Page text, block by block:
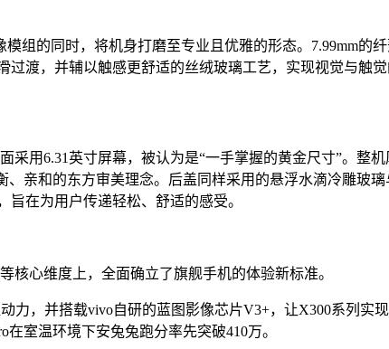
组的同时，将机身打磨至专业且优雅的形态。7.99mm的
渡，并辅以触感更舒适的丝绒玻璃工艺，实现视觉与触
用6.31英寸屏幕，被认为是“一手掌握的黄金尺寸”。整
亲和的东方审美理念。后盖同样采用的悬浮水滴冷雕玻
在为用户传递轻松、舒适的感受。
核心维度上，全面确立了旗舰手机的体验新标准。
力，并搭载vivo自研的蓝图影像芯片V3+，让X300系列实
室温环境下安兔兔跑分率先突破410万。